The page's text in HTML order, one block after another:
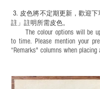
3. 皮色將不定期更新，歡迎
註」註明 所需皮色。
The colour options will be
to time. Please mention your
“Remarks" columns when placing